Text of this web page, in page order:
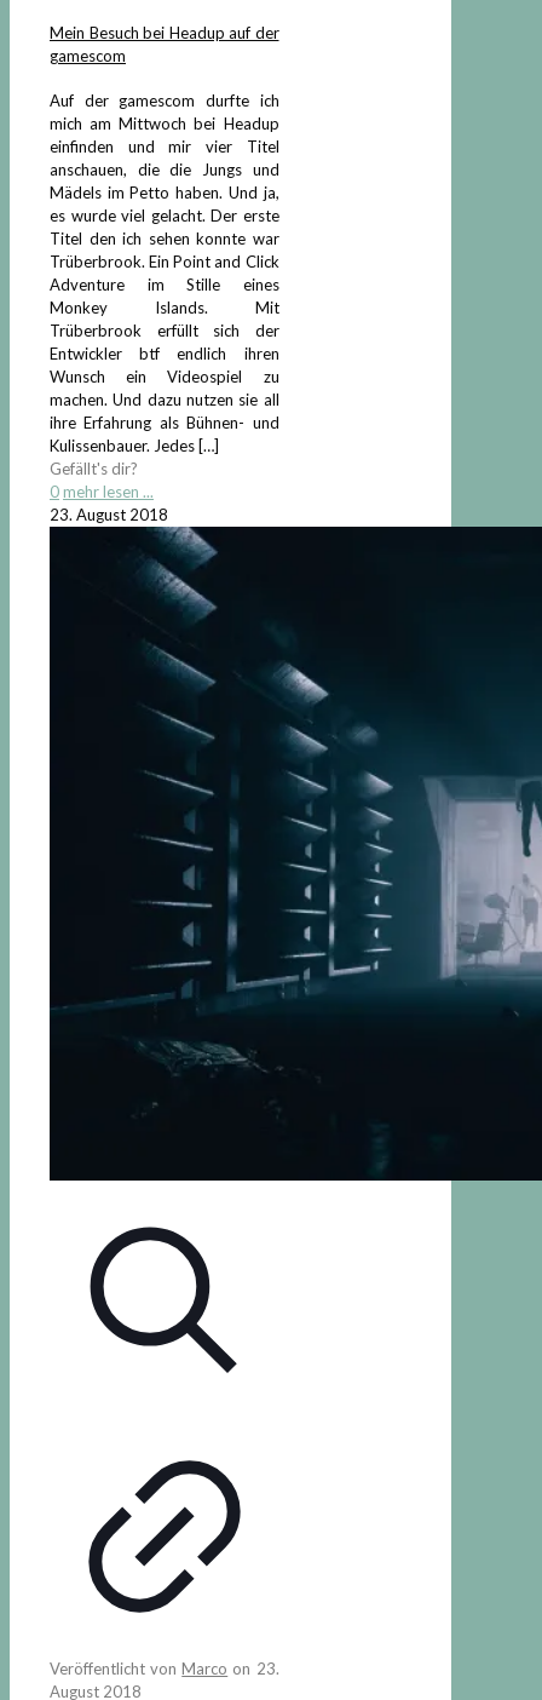
Mein Besuch bei Headup auf der
gamescom
Auf der gamescom durfte ich
mich am Mittwoch bei Headup
einfinden und mir vier Titel
anschauen, die die Jungs und
Mädels im Petto haben. Und ja,
es wurde viel gelacht. Der erste
Titel den ich sehen konnte war
Trüberbrook. Ein Point and Click
Adventure im Stille eines
Monkey Islands. Mit
Trüberbrook erfüllt sich der
Entwickler btf endlich ihren
Wunsch ein Videospiel zu
machen. Und dazu nutzen sie all
ihre Erfahrung als Bühnen- und
Kulissenbauer. Jedes[…]
Gefällt's dir?
0 mehr lesen ...
23. August 2018
Veröffentlicht vonMarco on 23.
August 2018